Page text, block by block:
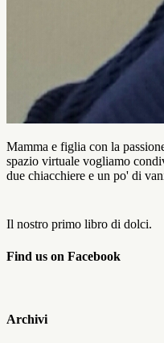
Mamma e figlia con la
spazio virtuale vogliamo
due chiacchiere e un po' di
Il nostro primo libro di dolci.
Find us on Facebook
Archivi